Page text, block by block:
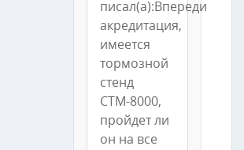
писал(а):Впереди
акредитация,
имеется
тормозной
стенд
СТМ-8000,
пройдет ли
он на все